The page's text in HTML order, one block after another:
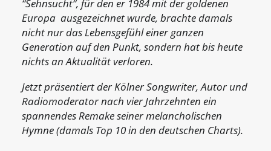
“Sehnsucht“, für den er 1984 mit der goldenen
Europa ausgezeichnet wurde, brachte damals
nicht nur das Lebensgefühl einer ganzen
Generation auf den Punkt, sondern hat bis heute
nichts an Aktualität verloren.
Jetzt präsentiert der Kölner Songwriter, Autor und
Radiomoderator nach vier Jahrzehnten ein
spannendes Remake seiner melancholischen
Hymne (damals Top 10 in den deutschen Charts).